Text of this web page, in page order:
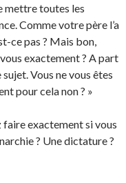
mettre toutes les
Comme votre père l’a
ce pas ? Mais bon,
exactement ? A part
Vous ne vous êtes
pour cela non ? »
faire exactement si vous
? Une dictature ?